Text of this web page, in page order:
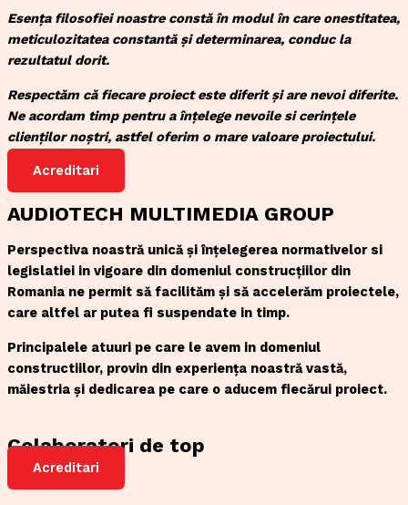
Esența filosofiei noastre constă în modul în care onestitatea,
meticulozitatea constantă și determinarea, conduc la
rezultatul dorit.
Respectăm că fiecare proiect este diferit și are nevoi diferite.
Ne acordam timp pentru a înțelege nevoile si cerințele
clienților noștri, astfel oferim o mare valoare proiectului.
Acreditari
AUDIOTECH MULTIMEDIA GROUP
Perspectiva noastră unică și înțelegerea normativelor si
legislatiei in vigoare din domeniul construcțiilor din
Romania ne permit să facilităm și să accelerăm proiectele,
care altfel ar putea fi suspendate in timp.
Principalele atuuri pe care le avem in domeniul
constructiilor, provin din experiența noastră vastă,
măiestria și dedicarea pe care o aducem fiecărui proiect.
Colaboratori de top
Acreditari